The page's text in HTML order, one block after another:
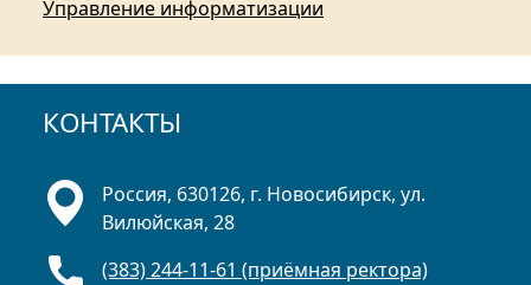
Управление информатизации
КОНТАКТЫ
Россия, 630126, г. Новосибирск, ул.
Вилюйская, 28
(383) 244-11-61 (приёмная ректора)